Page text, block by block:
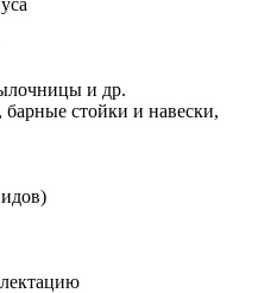
и др.
стойки и навески,